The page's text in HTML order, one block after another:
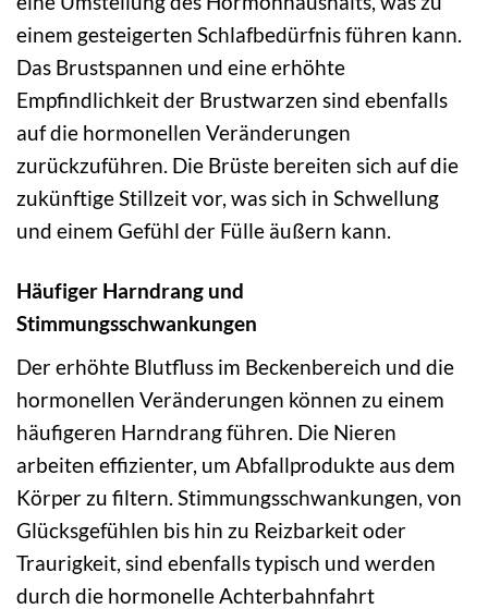
einem gesteigerten Schlafbedürfnis führen kann.
Das Brustspannen und eine erhöhte
Empfindlichkeit der Brustwarzen sind ebenfalls
auf die hormonellen Veränderungen
zurückzuführen. Die Brüste bereiten sich auf die
zukünftige Stillzeit vor, was sich in Schwellung
und einem Gefühl der Fülle äußern kann.
Häufiger Harndrang und
Stimmungsschwankungen
Der erhöhte Blutfluss im Beckenbereich und die
hormonellen Veränderungen können zu einem
häufigeren Harndrang führen. Die Nieren
arbeiten effizienter, um Abfallprodukte aus dem
Körper zu filtern. Stimmungsschwankungen, von
Glücksgefühlen bis hin zu Reizbarkeit oder
Traurigkeit, sind ebenfalls typisch und werden
durch die hormonelle Achterbahnfahrt